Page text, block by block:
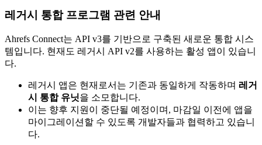
레거시 통합 프로그램 관련 안내
Ahrefs Connect는 API v3를 기반으로 구축된 새로운 통합 시스
템입니다. 현재도 레거시 API v2를 사용하는 활성 앱이 있습니
다.
레거시 앱은 현재로서는 기존과 동일하게 작동하며 레거
시 통합 유닛을 소모합니다.
이는 향후 지원이 중단될 예정이며, 마감일 이전에 앱을
마이그레이션할 수 있도록 개발자들과 협력하고 있습니
다.